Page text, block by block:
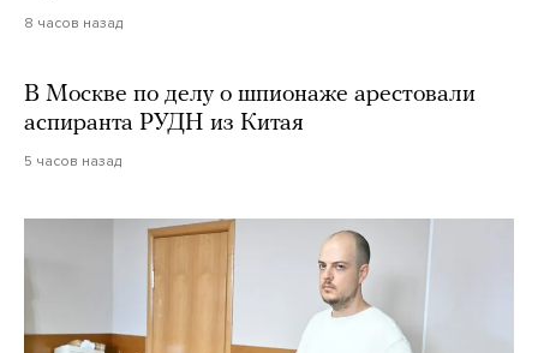
8 часов назад
В Москве по делу о шпионаже арестовали
аспиранта РУДН из Китая
5 часов назад